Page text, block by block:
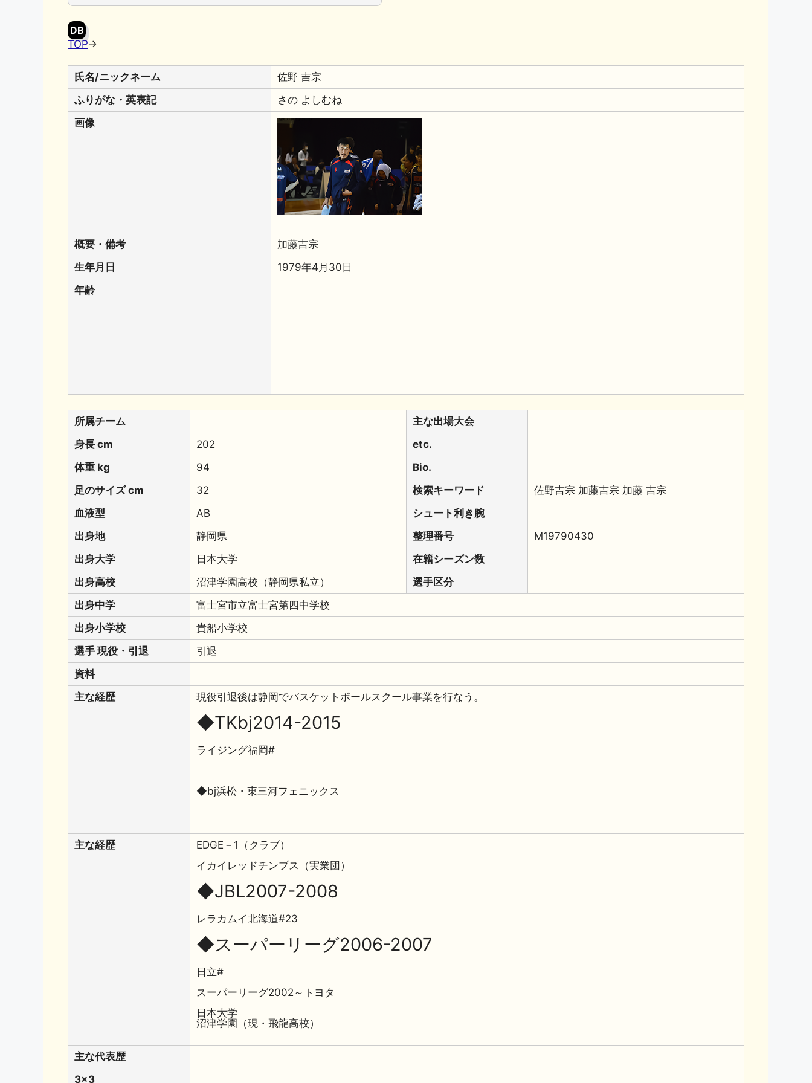
DB
TOP→
氏名/ニックネーム
佐野 吉宗
ふりがな・英表記
さの よしむね
画像
概要・備考
加藤吉宗
生年月日
1979年4月30日
年齢
所属チーム
主な出場大会
身長 cm
202
etc.
体重 kg
94
Bio.
足のサイズ cm
32 検索キーワード
佐野吉宗 加藤吉宗 加藤 吉宗
血液型
AB
シュート利き腕
出身地
静岡県 整理番号
M19790430
出身大学
日本大学
在籍シーズン数
出身高校
沼津学園高校（静岡県私立）
選手区分
出身中学
富士宮市立富士宮第四中学校
出身小学校
貴船小学校
選手 現役・引退
引退
資料
主な経歴
現役引退後は静岡でバスケットボールスクール事業を行なう。
◆TKbj2014-2015
ライジング福岡#
◆bj浜松・東三河フェニックス
主な経歴
EDGE－1（クラブ）
イカイレッドチンプス（実業団）
◆JBL2007-2008
レラカムイ北海道#23
◆スーパーリーグ2006-2007
日立#
スーパーリーグ2002～トヨタ
日本大学
沼津学園（現・飛龍高校）
主な代表歴
3x3